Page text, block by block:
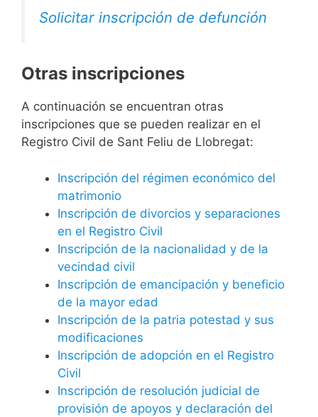
Solicitar inscripción de defunción
Otras inscripciones
A continuación se encuentran otras
inscripciones que se pueden realizar en el
Registro Civil de Sant Feliu de Llobregat:
Inscripción del régimen económico del
matrimonio
Inscripción de divorcios y separaciones
en el Registro Civil
Inscripción de la nacionalidad y de la
vecindad civil
Inscripción de emancipación y beneficio
de la mayor edad
Inscripción de la patria potestad y sus
modificaciones
Inscripción de adopción en el Registro
Civil
Inscripción de resolución judicial de
provisión de apoyos y declaración del